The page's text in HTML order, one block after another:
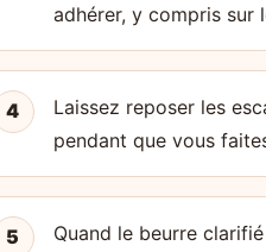
adhérer, y compris sur
4
Laissez reposer les
pendant que vous
5
Quand le beurre